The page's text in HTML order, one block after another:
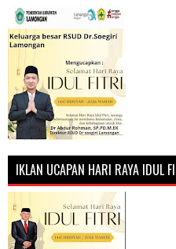
IKLAN UCAPAN HARI RAYA IDUL